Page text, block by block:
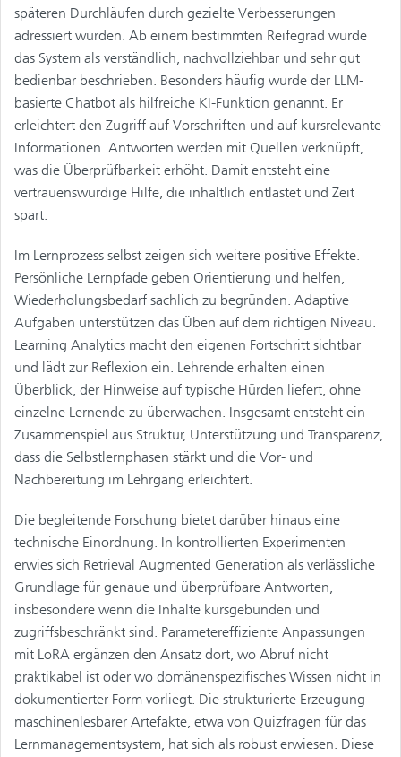
späteren Durchläufen durch gezielte Verbesserungen
adressiert wurden. Ab einem bestimmten Reifegrad wurde
das System als verständlich, nachvollziehbar und sehr gut
bedienbar beschrieben. Besonders häufig wurde der LLM-
basierte Chatbot als hilfreiche KI-Funktion genannt. Er
erleichtert den Zugriff auf Vorschriften und auf kursrelevante
Informationen. Antworten werden mit Quellen verknüpft,
was die Überprüfbarkeit erhöht. Damit entsteht eine
vertrauenswürdige Hilfe, die inhaltlich entlastet und Zeit
spart.
Im Lernprozess selbst zeigen sich weitere positive Effekte.
Persönliche Lernpfade geben Orientierung und helfen,
Wiederholungsbedarf sachlich zu begründen. Adaptive
Aufgaben unterstützen das Üben auf dem richtigen Niveau.
Learning Analytics macht den eigenen Fortschritt sichtbar
und lädt zur Reflexion ein. Lehrende erhalten einen
Überblick, der Hinweise auf typische Hürden liefert, ohne
einzelne Lernende zu überwachen. Insgesamt entsteht ein
Zusammenspiel aus Struktur, Unterstützung und Transparenz,
dass die Selbstlernphasen stärkt und die Vor- und
Nachbereitung im Lehrgang erleichtert.
Die begleitende Forschung bietet darüber hinaus eine
technische Einordnung. In kontrollierten Experimenten
erwies sich Retrieval Augmented Generation als verlässliche
Grundlage für genaue und überprüfbare Antworten,
insbesondere wenn die Inhalte kursgebunden und
zugriffsbeschränkt sind. Parametereffiziente Anpassungen
mit LoRA ergänzen den Ansatz dort, wo Abruf nicht
praktikabel ist oder wo domänenspezifisches Wissen nicht in
dokumentierter Form vorliegt. Die strukturierte Erzeugung
maschinenlesbarer Artefakte, etwa von Quizfragen für das
Lernmanagementsystem, hat sich als robust erwiesen. Diese